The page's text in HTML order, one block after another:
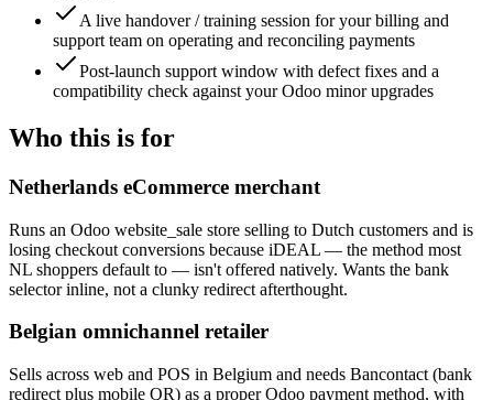
A live handover / training session for your billing and
support team on operating and reconciling payments
Post-launch support window with defect fixes and a
compatibility check against your Odoo minor upgrades
Who this is for
Netherlands eCommerce merchant
Runs an Odoo website_sale store selling to Dutch customers and is
losing checkout conversions because iDEAL — the method most
NL shoppers default to — isn't offered natively. Wants the bank
selector inline, not a clunky redirect afterthought.
Belgian omnichannel retailer
Sells across web and POS in Belgium and needs Bancontact (bank
redirect plus mobile QR) as a proper Odoo payment method, with